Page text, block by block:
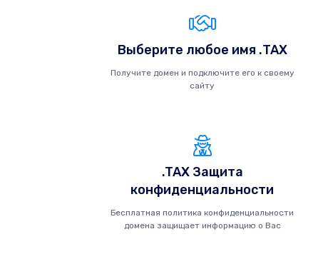
Выберите любое имя .TAX
Получите домен и подключите его к своему
сайту
.TAX Защита
конфиденциальности
Бесплатная политика конфиденциальности
домена защищает информацию о Вас